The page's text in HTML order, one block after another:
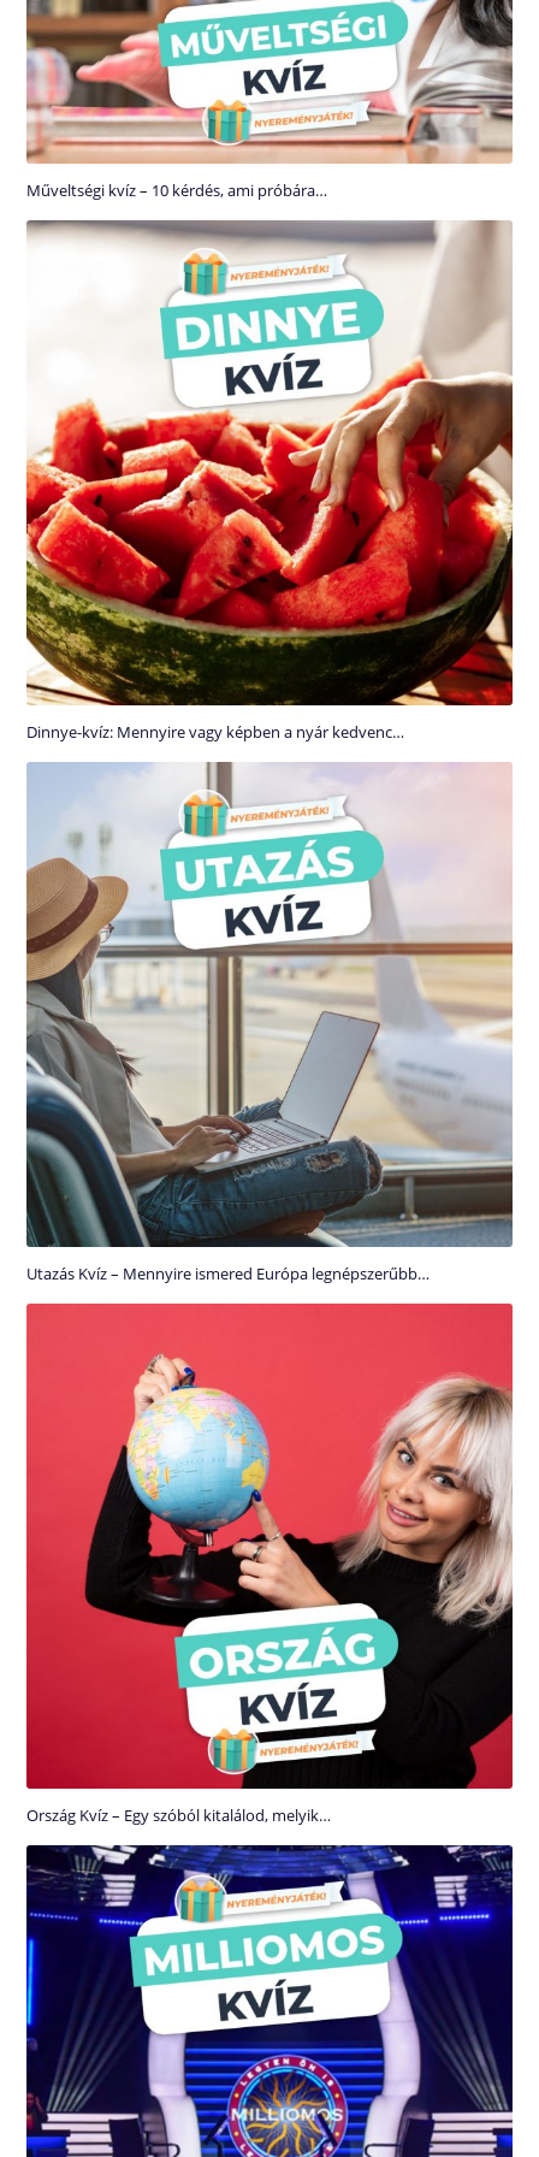
Műveltségi kvíz – 10 kérdés, ami próbára…
Dinnye-kvíz: Mennyire vagy képben a nyár kedvenc…
Utazás Kvíz – Mennyire ismered Európa legnépszerűbb…
Ország Kvíz – Egy szóból kitalálod, melyik…